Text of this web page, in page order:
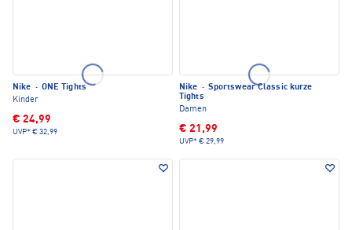
Nike · ONE Tights
Kinder
€ 24,99
UVP* € 32,99
Nike · Sportswear Classic kurze
Tights
Damen
€ 21,99
UVP* € 29,99